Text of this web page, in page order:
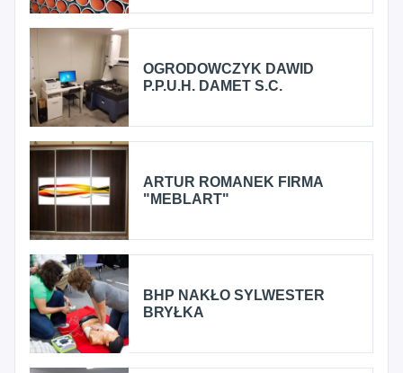
OGRODOWCZYK DAWID
P.P.U.H. DAMET S.C.
ARTUR ROMANEK FIRMA
"MEBLART"
BHP NAKŁO SYLWESTER
BRYŁKA